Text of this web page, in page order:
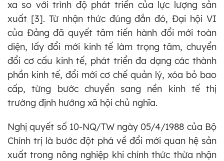
xa so với trình độ phát triển của lực lượng sản
xuất [3]. Từ nhận thức đúng đắn đó, Đại hội VI
của Đảng đã quyết tâm tiến hành đổi mới toàn
diện, lấy đổi mới kinh tế làm trọng tâm, chuyển
đổi cơ cấu kinh tế, phát triển đa dạng các thành
phần kinh tế, đổi mới cơ chế quản lý, xóa bỏ bao
cấp, từng bước chuyển sang nền kinh tế thị
trường định hướng xã hội chủ nghĩa.
Nghị quyết số 10-NQ/TW ngày 05/4/1988 của Bộ
Chính trị là bước đột phá về đổi mới quan hệ sản
xuất trong nông nghiệp khi chính thức thừa nhận